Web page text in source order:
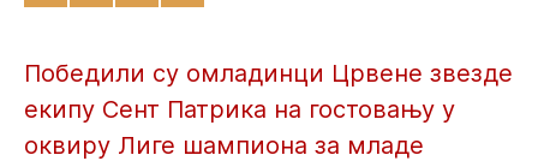
Победили су омладинци Црвене звезде
екипу Сент Патрика на гостовању у
оквиру Лиге шампиона за младе